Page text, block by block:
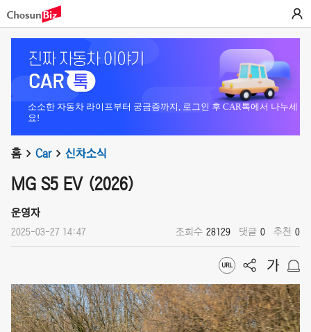
소소한 자동차 라이프부터 궁금증까지, 로그인 후 CAR톡에서 나누세
요!
홈 Car 신차소식
MG S5 EV (2026)
운영자
2025-03-27 14:47 조회수 28129 댓글 0 추천 0